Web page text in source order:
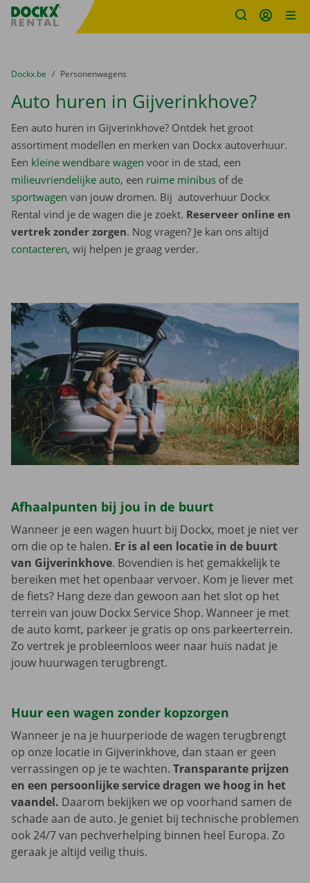
Fratello DEMO
U bevindt zich hier:
van
Dockx.be naar
Personenwagens
Auto huren in Gijverinkhove?
Een auto huren in Gijverinkhove? Ontdek het groot
assortiment modellen en merken van Dockx autoverhuur.
Een kleine wendbare wagen voor in de stad, een
milieuvriendelijke auto, een ruime minibus of de
sportwagen van jouw dromen. Bij autoverhuur Dockx
Rental vind je de wagen die je zoekt. Reserveer online en
vertrek zonder zorgen. Nog vragen? Je kan ons altijd
contacteren, wij helpen je graag verder.
Afhaalpunten bij jou in de buurt
Wanneer je een wagen huurt bij Dockx, moet je niet ver
om die op te halen. Er is al een locatie in de buurt
van Gijverinkhove. Bovendien is het gemakkelijk te
bereiken met het openbaar vervoer. Kom je liever met
de fiets? Hang deze dan gewoon aan het slot op het
terrein van jouw Dockx Service Shop. Wanneer je met
de auto komt, parkeer je gratis op ons parkeerterrein.
Zo vertrek je probleemloos weer naar huis nadat je
jouw huurwagen terugbrengt.
Huur een wagen zonder kopzorgen
Wanneer je na je huurperiode de wagen terugbrengt
op onze locatie in Gijverinkhove, dan staan er geen
verrassingen op je te wachten. Transparante prijzen
en een persoonlijke service dragen we hoog in het
vaandel. Daarom bekijken we op voorhand samen de
schade aan de auto. Je geniet bij technische problemen
ook 24/7 van pechverhelping binnen heel Europa. Zo
geraak je altijd veilig thuis.